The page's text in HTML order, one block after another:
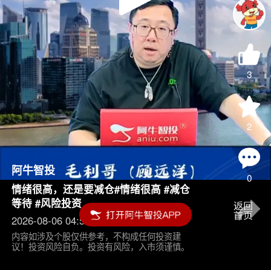
Play
Video
3
2
0
阿牛智投
情绪很高，还是要减仓#情绪很高 #减仓
等待 #风险投资
2026-08-06 04:55
内容如涉及个股仅供参考，不构成任何投资建
议！投资风险自负。投资有风险，入市须谨慎。